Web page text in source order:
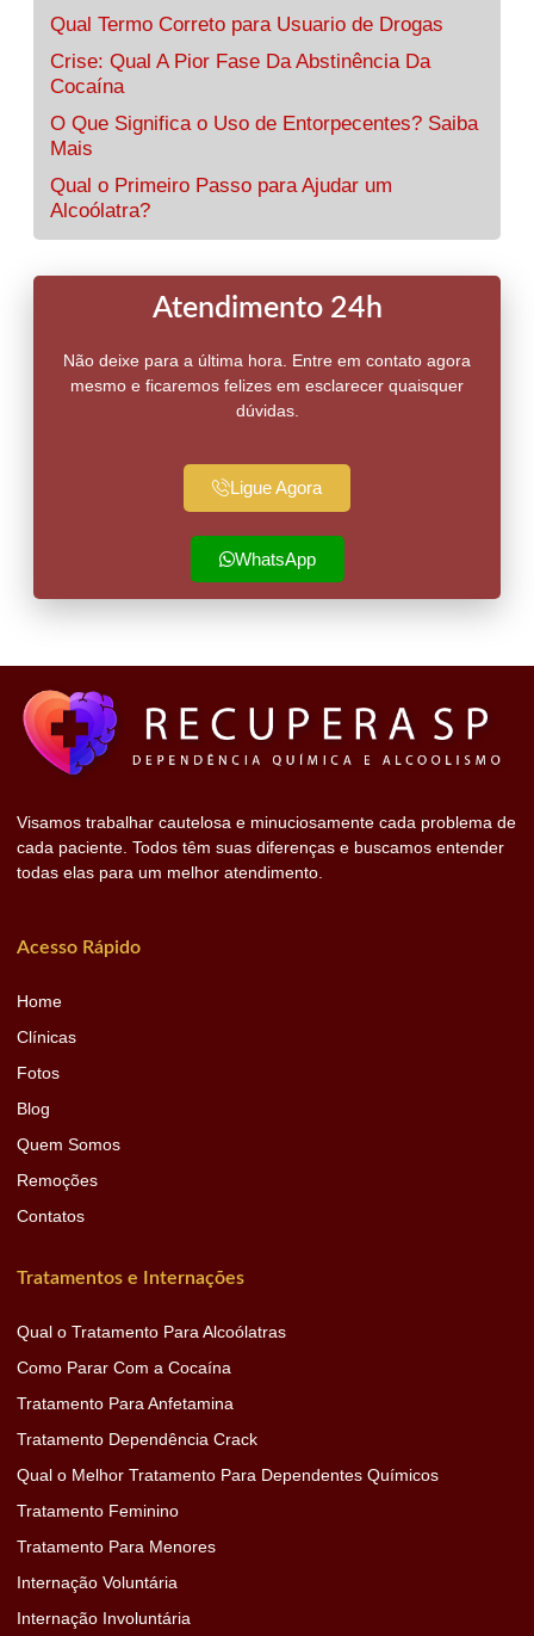
Qual Termo Correto para Usuario de Drogas
Crise: Qual A Pior Fase Da Abstinência Da
Cocaína
O Que Significa o Uso de Entorpecentes? Saiba
Mais
Qual o Primeiro Passo para Ajudar um
Alcoólatra?
Atendimento 24h
Não deixe para a última hora. Entre em contato agora
mesmo e ficaremos felizes em esclarecer quaisquer
dúvidas.
Ligue Agora
WhatsApp
Visamos trabalhar cautelosa e minuciosamente cada problema de
cada paciente. Todos têm suas diferenças e buscamos entender
todas elas para um melhor atendimento.
Acesso Rápido
Home
Clínicas
Fotos
Blog
Quem Somos
Remoções
Contatos
Tratamentos e Internações
Qual o Tratamento Para Alcoólatras
Como Parar Com a Cocaína
Tratamento Para Anfetamina
Tratamento Dependência Crack
Qual o Melhor Tratamento Para Dependentes Químicos
Tratamento Feminino
Tratamento Para Menores
Internação Voluntária
Internação Involuntária